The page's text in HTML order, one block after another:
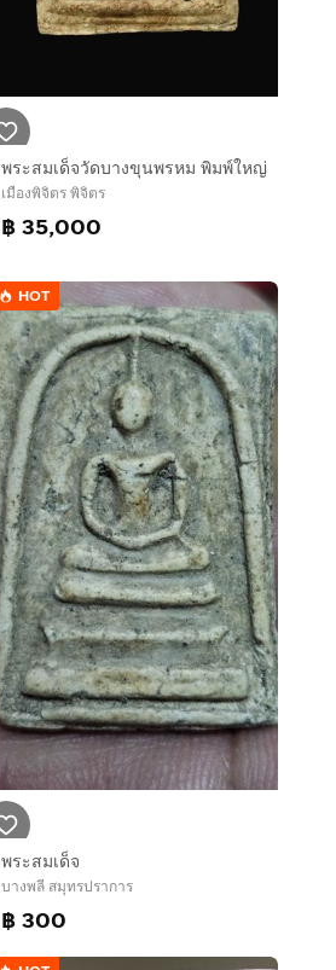
พระสมเด็จวัดบางขุนพรหม พิมพ์ใหญ่
เมืองพิจิตร พิจิตร
฿ 35,000
HOT
พระสมเด็จ
บางพลี สมุทรปราการ
฿ 300